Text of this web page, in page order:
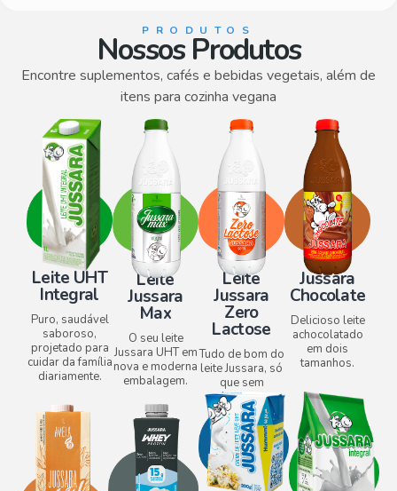
PRODUTOS
Nossos Produtos
Encontre suplementos, cafés e bebidas vegetais, além de
itens para cozinha vegana
Leite UHT
Integral
Puro, saudável
saboroso,
projetado para
cuidar da família
diariamente.
Leite
Jussara
Max
O seu leite
Jussara UHT em
nova e moderna
embalagem.
Leite
Jussara
Zero
Lactose​
Tudo de bom do
leite Jussara, só
que sem
lactose.
Jussara
Chocolate
Delicioso leite
achocolatado
em dois
tamanhos.